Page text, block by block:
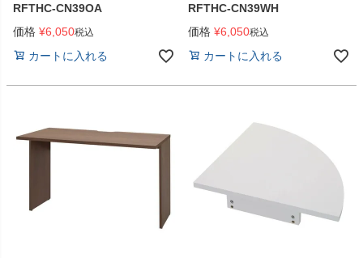
RFTHC-CN39OA
価格 ¥6,050税込
カートに入れる
RFTHC-CN39WH
価格 ¥6,050税込
カートに入れる